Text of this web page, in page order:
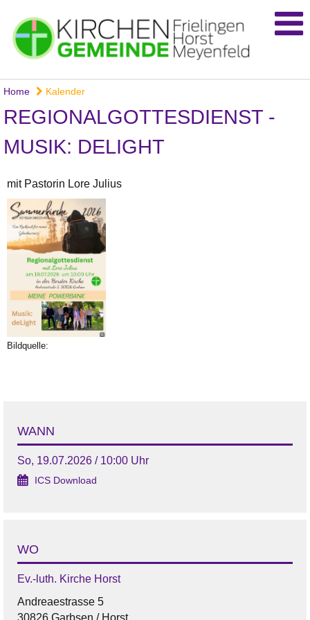
Home Kalender
REGIONALGOTTESDIENST -
MUSIK: DELIGHT
mit Pastorin Lore Julius
Bildquelle:
WANN
So, 19.07.2026 / 10:00 Uhr
ICS Download
WO
Ev.-luth. Kirche Horst
Andreaestrasse 5